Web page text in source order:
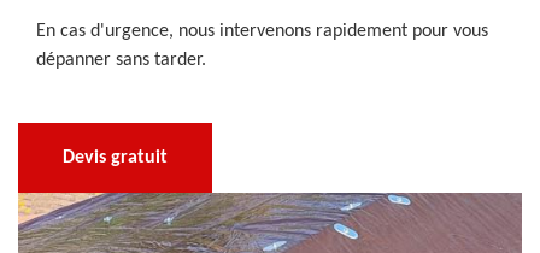
En cas d'urgence, nous intervenons rapidement pour vous
dépanner sans tarder.
Devis gratuit